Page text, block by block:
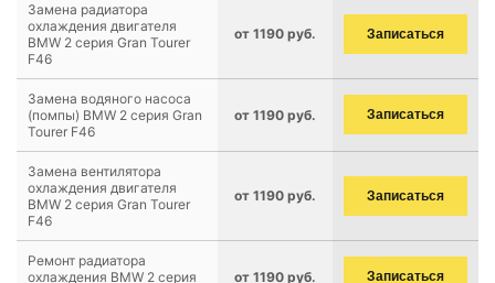
Замена радиатора
охлаждения двигателя
BMW 2 серия Gran Tourer
F46
от 1190 руб. Записаться
Замена водяного насоса
(помпы) BMW 2 серия Gran
Tourer F46
от 1190 руб. Записаться
Замена вентилятора
охлаждения двигателя
BMW 2 серия Gran Tourer
F46
от 1190 руб. Записаться
Ремонт радиатора
охлаждения BMW 2 серия
от 1190 руб. Записаться